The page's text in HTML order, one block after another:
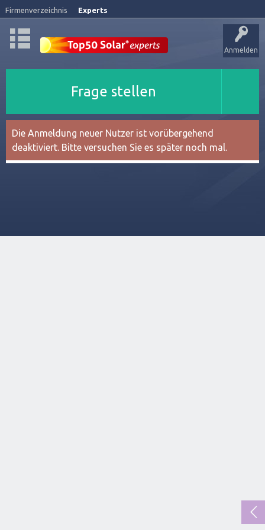
Firmenverzeichnis Experts
Anmelden
Frage stellen
Die Anmeldung neuer Nutzer ist vorübergehend
deaktiviert. Bitte versuchen Sie es später noch mal.